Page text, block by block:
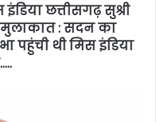
छत्तीसगढ़ सुश्री
: सदन का
पहुंची थी मिस इंडिया